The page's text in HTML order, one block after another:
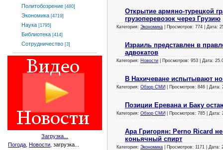
Политобозрение [480]
Экономика [4719]
Наука [1795]
Библиотека [414]
Сотрудничество [3]
Загрузка...
Погода Новости , загрузка...
Открытие армяно-турецкой
грузоперевозок через Грузию
Категория: Экономика | Просмотров: 774 | Дата:
Израиль представлен в
адвокатов
Категория: Новости | Просмотров: 953 | Дата:
В Нахичеване испытывают
Категория: Обзор СМИ | Просмотров: 846 | Дата:
Позиции Еревана и Баку
Категория: Обзор СМИ | Просмотров: 785 | Дата:
Ара Григорян: Perno Ricard
коньячный спирт
Категория: Экономика | Просмотров: 1171 | Дата: